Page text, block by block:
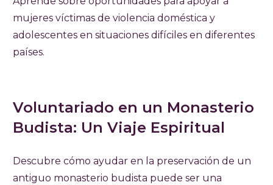
mujeres víctimas de violencia doméstica y
adolescentes en situaciones difíciles en diferentes
países.
Voluntariado en un Monasterio
Budista: Un Viaje Espiritual
Descubre cómo ayudar en la preservación de un
antiguo monasterio budista puede ser una